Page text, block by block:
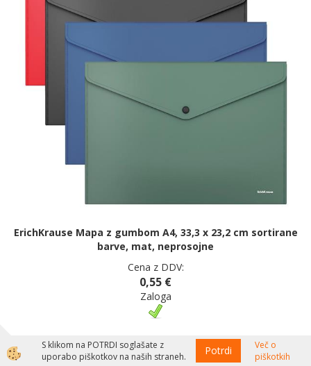
ErichKrause Mapa z gumbom A4, 33,3 x 23,2 cm sortirane
barve, mat, neprosojne
Cena z DDV:
0,55 €
Zaloga
S klikom na POTRDI soglašate z
uporabo piškotkov na naših straneh.
Potrdi
Več o
piškotkih